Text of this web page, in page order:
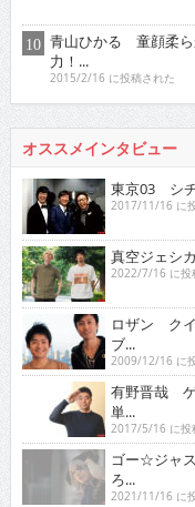
青山ひかる 童顔柔ら
力！...
2015/2/16 に投稿された
オススメインタビュー
東京03 シ
2017/11/16 に
真空ジェシ
2022/7/16 に投
ロザン ク
ブ...
2009/12/16 に
有野晋哉 ゲ
単...
2017/5/16 に投
ゴー☆ジャ
ろ...
2021/11/16 に